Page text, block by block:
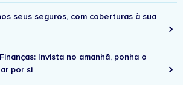
seus seguros, com coberturas à sua
Invista no amanhã, ponha o
por si